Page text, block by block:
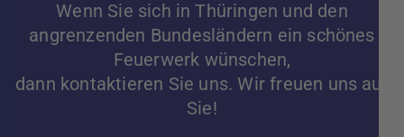
Wenn Sie sich in Thüringen und den
angrenzenden Bundesländern ein schönes
Feuerwerk wünschen,
dann kontaktieren Sie uns. Wir freuen uns auf
Sie!